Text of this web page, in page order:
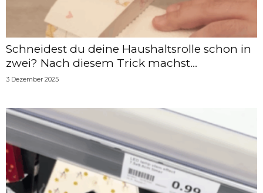
Schneidest du deine Haushaltsrolle schon in
zwei? Nach diesem Trick machst...
3 Dezember 2025